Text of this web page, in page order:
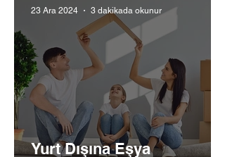
Yurt Dışına Eşya
23 Ara 2024 3 dakikada okunur